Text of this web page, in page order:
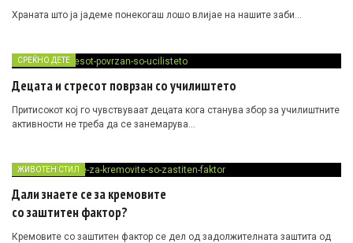
Храната што ја јадеме понекогаш лошо влијае на нашите заби…
СРЕЌНО ДЕТЕ
Децата и стресот поврзан со училиштето
Притисокот кој го чувствуваат децата кога станува збор за училиштните
активности не треба да се занемарува…
ЖИВОТЕН СТИЛ
Дали знаете се за кремовите
со заштитен фактор?
Кремовите со заштитен фактор се дел од задолжителната заштита од